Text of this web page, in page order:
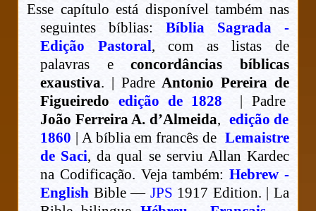
Esse capítulo está disponível também nas
seguintes bíblias: Bíblia Sagrada -
Edição Pastoral, com as listas de
palavras econcordâncias bíblicas
exaustiva. | PadreAntonio Pereira de
Figueiredo edição de 1828 | Padre
João Ferreira A. d’Almeida, edição de
1860 | A bíblia em francês de Lemaistre
de Saci, da qual se serviu Allan Kardec
na Codificação. Veja também:Hebrew -
English Bible — JPS 1917 Edition. | La